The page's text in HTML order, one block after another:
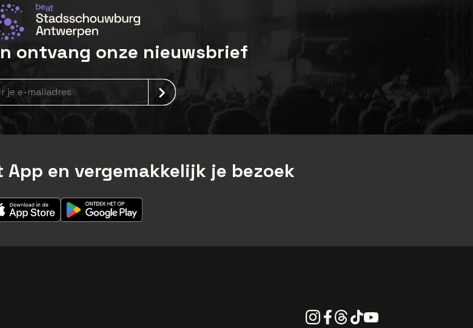
ontvang onze nieuwsbrief
aanmelding
App en vergemakkelijk je bezoek
Instagram
Facebook
Threads
TiktokYoutube